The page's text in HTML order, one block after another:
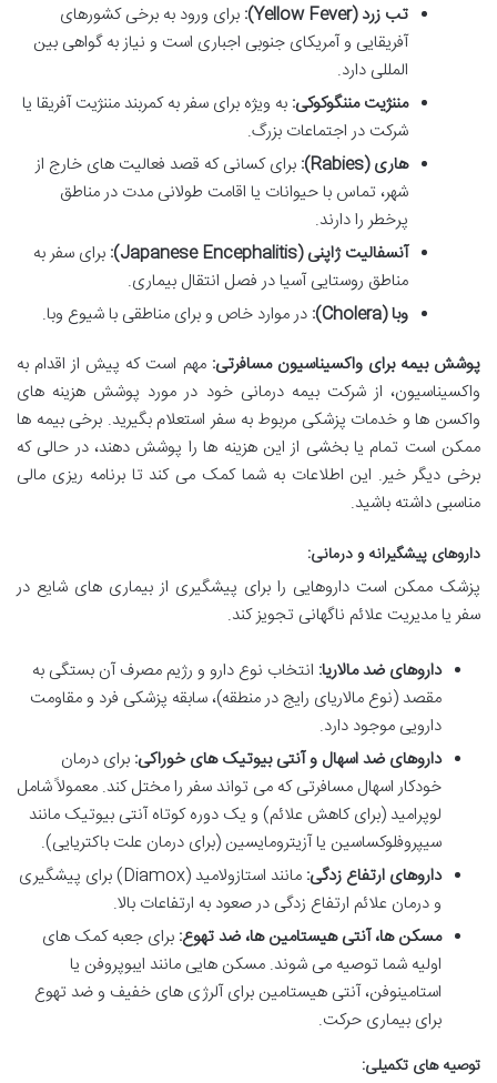
تب زرد (Yellow Fever):
برای ورود به برخی کشورهای
آفریقایی و آمریکای جنوبی اجباری است و نیاز به گواهی بین
المللی دارد.
مننژیت مننگوکوکی: به ویژه برای سفر به کمربند مننژیت آفریقا یا
شرکت در اجتماعات بزرگ.
هاری (Rabies):
برای کسانی که قصد فعالیت های خارج از
شهر، تماس با حیوانات یا اقامت طولانی مدت در مناطق
پرخطر را دارند.
آنسفالیت ژاپنی (Japanese Encephalitis):
برای سفر به
مناطق روستایی آسیا در فصل انتقال بیماری.
وبا (Cholera):
در موارد خاص و برای مناطقی با شیوع وبا.
پوشش بیمه برای واکسیناسیون مسافرتی: مهم است که پیش از اقدام به
واکسیناسیون، از شرکت بیمه درمانی خود در مورد پوشش هزینه های
واکسن ها و خدمات پزشکی مربوط به سفر استعلام بگیرید. برخی بیمه ها
ممکن است تمام یا بخشی از این هزینه ها را پوشش دهند، در حالی که
برخی دیگر خیر. این اطلاعات به شما کمک می کند تا برنامه ریزی مالی
مناسبی داشته باشید.
داروهای پیشگیرانه و درمانی:
پزشک ممکن است داروهایی را برای پیشگیری از بیماری های شایع در
سفر یا مدیریت علائم ناگهانی تجویز کند.
داروهای ضد مالاریا: انتخاب نوع دارو و رژیم مصرف آن بستگی به
مقصد (نوع مالاریای رایج در منطقه)، سابقه پزشکی فرد و مقاومت
دارویی موجود دارد.
داروهای ضد اسهال و آنتی بیوتیک های خوراکی: برای درمان
خودکار اسهال مسافرتی که می تواند سفر را مختل کند. معمولاً شامل
لوپرامید (برای کاهش علائم) و یک دوره کوتاه آنتی بیوتیک مانند
سیپروفلوکساسین یا آزیترومایسین (برای درمان علت باکتریایی).
داروهای ارتفاع زدگی:
مانند استازولامید (Diamox) برای پیشگیری
و درمان علائم ارتفاع زدگی در صعود به ارتفاعات بالا.
مسکن ها، آنتی هیستامین ها، ضد تهوع: برای جعبه کمک های
اولیه شما توصیه می شوند. مسکن هایی مانند ایبوپروفن یا
استامینوفن، آنتی هیستامین برای آلرژی های خفیف و ضد تهوع
برای بیماری حرکت.
توصیه های تکمیلی: